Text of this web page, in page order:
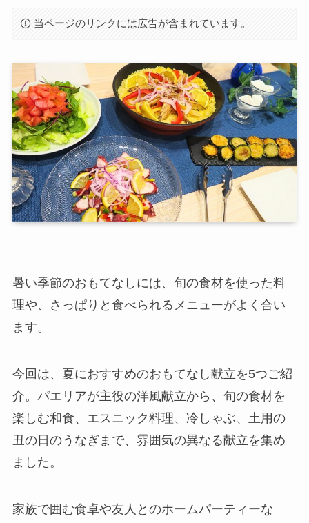
当ページのリンクには広告が含まれています。
暑い季節のおもてなしには、旬の食材を使った料
理や、さっぱりと食べられるメニューがよく合い
ます。
今回は、夏におすすめのおもてなし献立を5つご紹
介。パエリアが主役の洋風献立から、旬の食材を
楽しむ和食、エスニック料理、冷しゃぶ、土用の
丑の日のうなぎまで、雰囲気の異なる献立を集め
ました。
家族で囲む食卓や友人とのホームパーティーな